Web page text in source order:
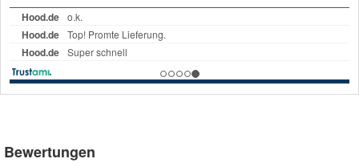
Bewertungen